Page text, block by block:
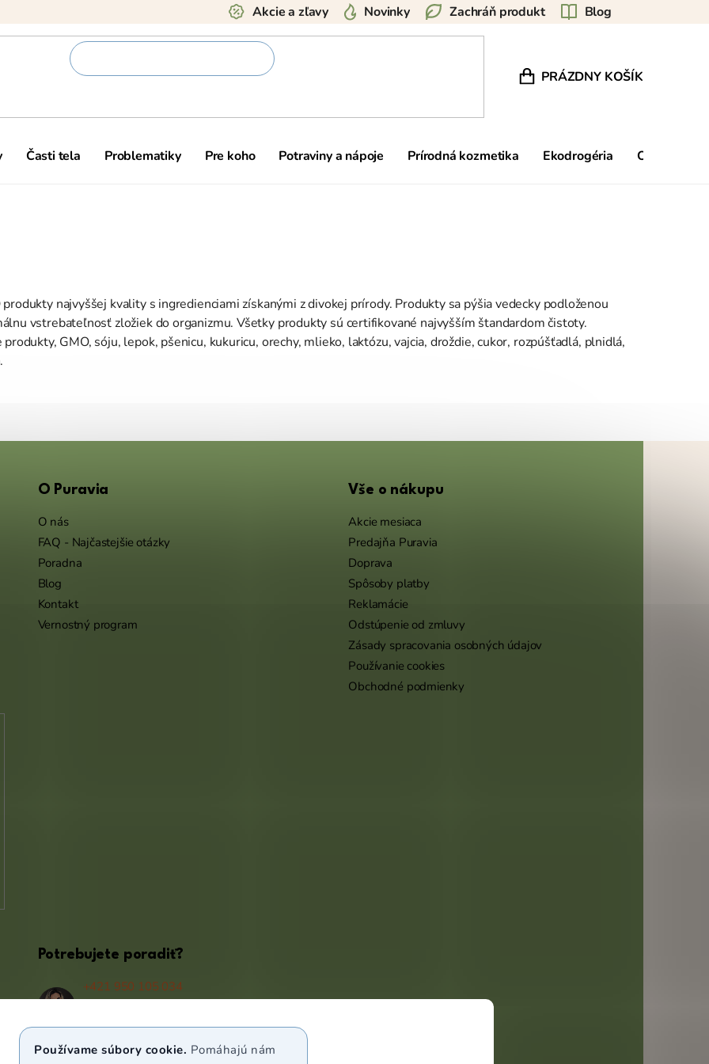
Používame súbory cookie. Pomáhajú nám
Blog
Zachráň produkt
Novinky
Akcie a zľavy
NÁKUPNÝ KOŠÍK
PRÁZDNY KOŠÍK
Časti tela Problematiky Pre koho Potraviny a nápoje Prírodná kozmetika Ekodrogéria Ostatné
najvyššej kvality s ingredienciami získanými z divokej prírody. Produkty sa pýšia vedecky podloženou
vstrebateľnosť zložiek do organizmu. Všetky produkty sú certifikované najvyšším štandardom čistoty.
GMO, sóju, lepok, pšenicu, kukuricu, orechy, mlieko, laktózu, vajcia, droždie, cukor, rozpúšťadlá, plnidlá,
O Puravia
O nás
FAQ - Najčastejšie otázky
Poradna
Blog
Kontakt
Vernostný program
Vše o nákupu
Akcie mesiaca
Predajňa Puravia
Doprava
Spôsoby platby
Reklamácie
Odstúpenie od zmluvy
Zásady spracovania osobných údajov
Používanie cookies
Obchodné podmienky
Potrebujete poradiť?
+421 950 105 034
info@puravia.sk